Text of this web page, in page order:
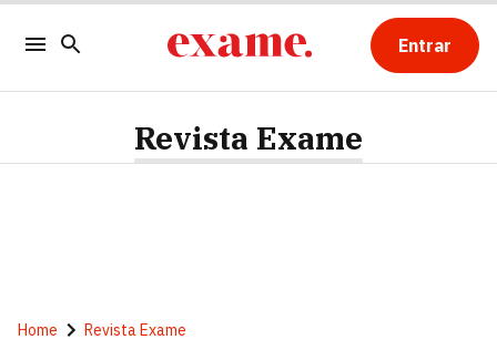
Entrar
Revista Exame
Home Revista Exame